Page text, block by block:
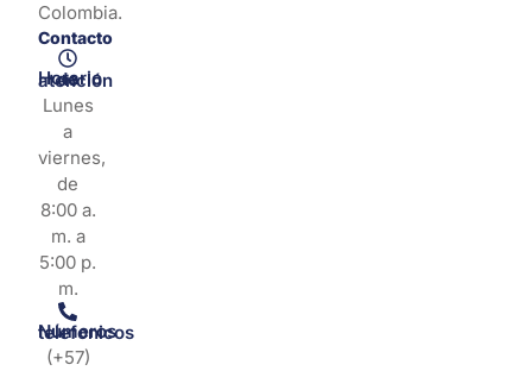
Colombia.
Contacto
Horario de atención
Lunes
a
viernes,
de
8:00 a.
m. a
5:00 p.
m.
Números telefonicos
(+57)